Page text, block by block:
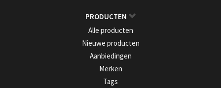
PRODUCTEN
Alle producten
Nieuwe producten
Aanbiedingen
Merken
Tags